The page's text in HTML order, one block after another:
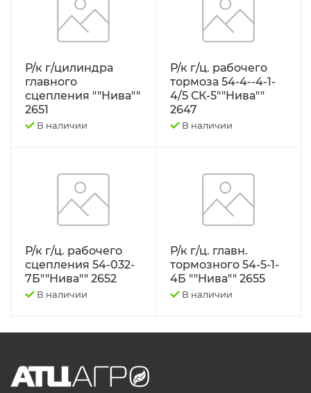
Р/к г/цилиндра
главного
сцепления ""Нива""
2651
В наличии
Р/к г/ц. рабочего
тормоза 54-4--4-1-
4/5 СК-5""Нива""
2647
В наличии
Р/к г/ц. рабочего
сцепления 54-032-
7Б""Нива"" 2652
В наличии
Р/к г/ц. главн.
тормозного 54-5-1-
4Б ""Нива"" 2655
В наличии